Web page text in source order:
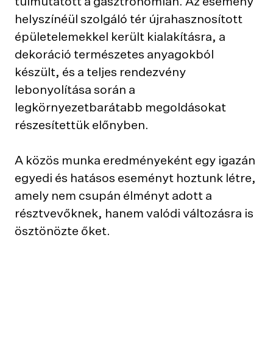
helyszínéül szolgáló tér újrahasznosított
épületelemekkel került kialakításra, a
dekoráció természetes anyagokból
készült, és a teljes rendezvény
lebonyolítása során a
legkörnyezetbarátabb megoldásokat
részesítettük előnyben.
A közös munka eredményeként egy igazán
egyedi és hatásos eseményt hoztunk létre,
amely nem csupán élményt adott a
résztvevőknek, hanem valódi változásra is
ösztönözte őket.